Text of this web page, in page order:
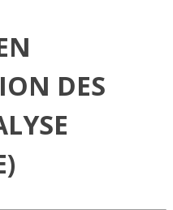
DES